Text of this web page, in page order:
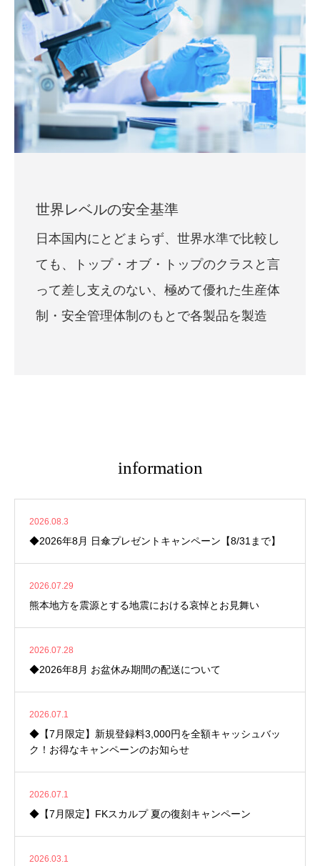
世界レベルの安全基準
日本国内にとどまらず、世界水準で比較し
ても、トップ・オブ・トップのクラスと言
って差し支えのない、極めて優れた生産体
制・安全管理体制のもとで各製品を製造
information
2026.08.3
◆2026年8月 日傘プレゼントキャンペーン【8/31まで】
2026.07.29
熊本地方を震源とする地震における哀悼とお見舞い
2026.07.28
◆2026年8月 お盆休み期間の配送について
2026.07.1
◆【7月限定】新規登録料3,000円を全額キャッシュバッ
ク！お得なキャンペーンのお知らせ
2026.07.1
◆【7月限定】FKスカルプ 夏の復刻キャンペーン
2026.03.1